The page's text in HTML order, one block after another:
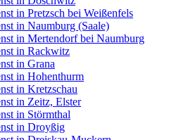
in Pretzsch bei Weißenfels
in Naumburg (Saale)
in Mertendorf bei Naumburg
in Rackwitz
in Grana
in Hohenthurm
in Kretzschau
in Zeitz, Elster
in Störmthal
in Droyßig